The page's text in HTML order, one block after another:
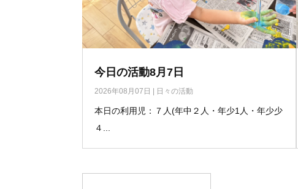
今日の活動8月7日
2026年08月07日 日々の活動
本日の利用児：７人(年中２人・年少1人・年少少
４...